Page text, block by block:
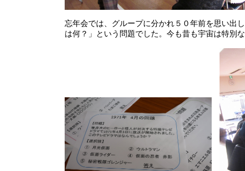
忘年会では、グループに分かれ５０年前を思い出
は何？」という問題でした。今も昔も宇宙は特別